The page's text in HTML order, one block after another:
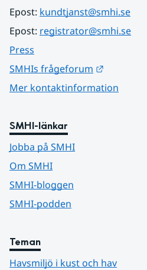
Epost: kundtjanst@smhi.se
Epost: registrator@smhi.se
Press
SMHIs frågeforum
Mer kontaktinformation
SMHI-länkar
Jobba på SMHI
Om SMHI
SMHI-bloggen
SMHI-podden
Teman
Havsmiljö i kust och hav